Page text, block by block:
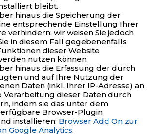
bleibt.
hinaus die Speicherung der
entsprechende Einstellung Ihrer
verhindern; wir weisen Sie jedoch
in diesem Fall gegebenenfalls
dieser Website
nutzen können.
hinaus die Erfassung der durch
und auf Ihre Nutzung der
Daten (inkl. Ihrer IP-Adresse) an
Verarbeitung dieser Daten durch
indem sie das unter dem
Browser-Plugin
installieren: Browser Add On zur
Google Analytics.